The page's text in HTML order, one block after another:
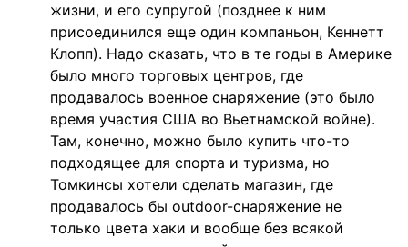
жизни, и его супругой (позднее к ним
присоединился еще один компаньон, Кеннетт
Клопп). Надо сказать, что в те годы в Америке
было много торговых центров, где
продавалось военное снаряжение (это было
время участия США во Вьетнамской войне).
Там, конечно, можно было купить что-то
подходящее для спорта и туризма, но
Томкинсы хотели сделать магазин, где
продавалось бы outdoor-снаряжение не
только цвета хаки и вообще без всякой